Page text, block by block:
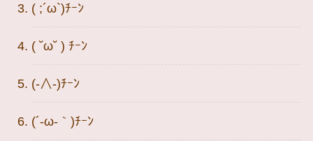
( ;´ω`)ﾁｰﾝ
( ˘ω˘ ) ﾁｰﾝ
(-∧-)ﾁｰﾝ
(´-ω-｀)ﾁｰﾝ